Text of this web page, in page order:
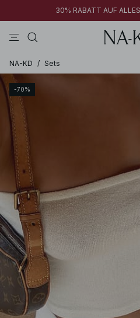
30% RABATT AUF
NA-KD / Sets
-70%